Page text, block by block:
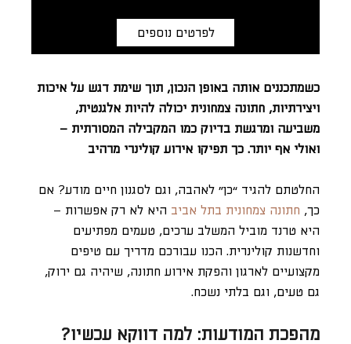
לפרטים נוספים
כשמתכננים אותה באופן הנכון, תוך שימת דגש על איכות
ויצירתיות, חתונה צמחונית יכולה להיות אלגנטית,
משביעה ומרגשת בדיוק כמו המקבילה המסורתית –
ואולי אף יותר. כך תפיקו אירוע קולינרי מרהיב
החלטתם להגיד “כן” לאהבה, וגם לסגנון חיים מודע? אם
כך, חתונה צמחונית בתל אביב היא לא רק אפשרות –
היא טרנד מוביל המשלב ערכים, טעמים מפתיעים
וחדשנות קולינרית. הכנו עבורכם מדריך עם טיפים
מקצועיים לארגון והפקת אירוע חתונה, שיהיה גם ירוק,
גם טעים, וגם בלתי נשכח.
מהפכת המודעות: למה דווקא עכשיו?